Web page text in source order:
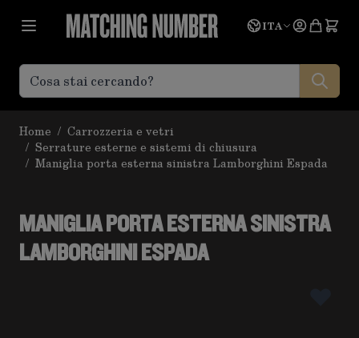
Lingua
ITA
Home / Carrozzeria e vetri
/ Serrature esterne e sistemi di chiusura
/ Maniglia porta esterna sinistra Lamborghini Espada
MANIGLIA PORTA ESTERNA SINISTRA
LAMBORGHINI ESPADA